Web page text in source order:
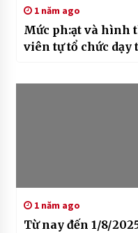
1 năm ago
Mức ph:ạt và hình
viên tự tổ chức dạy
1 năm ago
Từ nay đến 1/8/